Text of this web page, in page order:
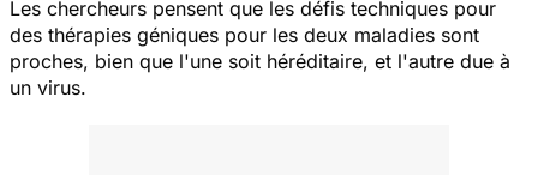
Les chercheurs pensent que les défis techniques pour
des thérapies géniques pour les deux maladies sont
proches, bien que l'une soit héréditaire, et l'autre due à
un virus.